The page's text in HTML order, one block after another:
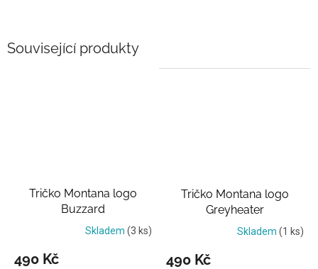
Související produkty
Tričko Montana logo
Buzzard
Skladem (3 ks)
490 Kč
Tričko Montana logo
Greyheater
Skladem (1 ks)
490 Kč